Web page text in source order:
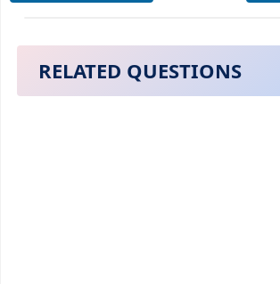
RELATED QUESTIONS